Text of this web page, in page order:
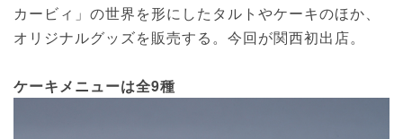
カービィ」の世界を形にしたタルトやケーキのほか、
オリジナルグッズを販売する。今回が関西初出店。
ケーキメニューは全9種